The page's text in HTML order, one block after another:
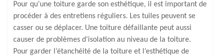
Pour qu’une toiture garde son esthétique, il est important de
procéder à des entretiens réguliers. Les tuiles peuvent se
casser ou se déplacer. Une toiture défaillante peut aussi
causer de problèmes d’isolation au niveau de la toiture.
Pour garder l’étanchéité de la toiture et l’esthétique de